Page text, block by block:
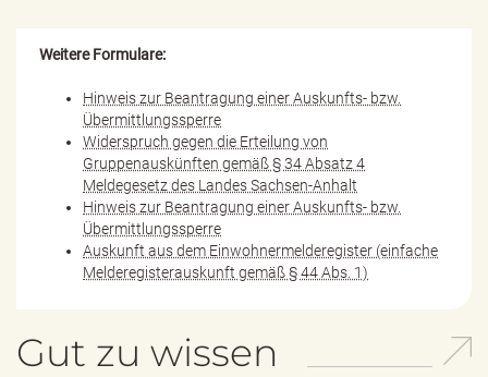
Weitere Formulare:
Hinweis zur Beantragung einer Auskunfts- bzw.
Übermittlungssperre
Widerspruch gegen die Erteilung von
Gruppenauskünften gemäß § 34 Absatz 4
Meldegesetz des Landes Sachsen-Anhalt
Hinweis zur Beantragung einer Auskunfts- bzw.
Übermittlungssperre
Auskunft aus dem Einwohnermelderegister (einfache
Melderegisterauskunft gemäß § 44 Abs. 1)
Gut zu wissen